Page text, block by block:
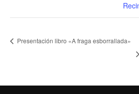
Presentación libro «A fraga esborrallada»